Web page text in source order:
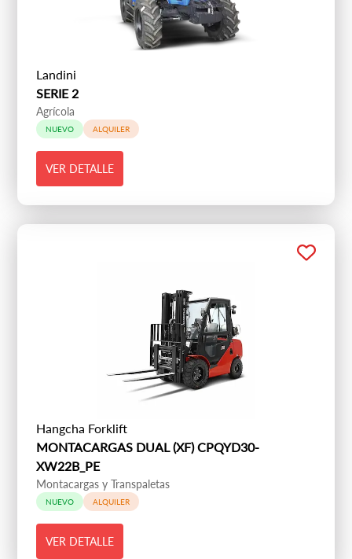
Landini
SERIE 2
Agrícola
NUEVO ALQUILER
VER DETALLE
Hangcha Forklift
MONTACARGAS DUAL (XF) CPQYD30-
XW22B_PE
Montacargas y Transpaletas
NUEVO ALQUILER
VER DETALLE